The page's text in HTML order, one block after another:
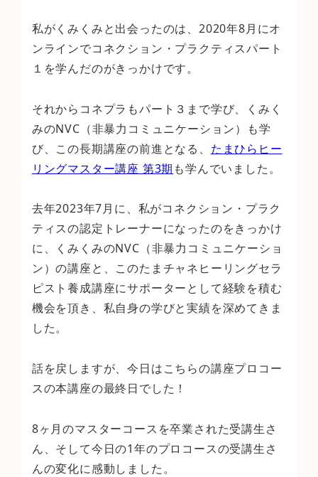
私がくみくみと出会ったのは、2020年8月にオ
ンラインでコネクション・プラクティスパート
１を学んだのがきっかけです。
それからコネプラもパート３まで学び、くみく
みのNVC（非暴力コミュニケーション）も学
び、この長期講座の前進となる、 たまひらヒー
リングマスター講座 第3期 も学んでいました。
去年2023年7月に、私がコネクション・プラク
ティスの認定トレーナーになったのをきっかけ
に、くみくみのNVC（非暴力コミュニケーショ
ン）の講座と、このたまチャネヒーリングセラ
ピスト養成講座にサポーターとして経験を積む
機会を頂き、私自身の学びと実績を深めてきま
した。
話を戻しますが、今日はこちらの講座プロコー
スの本講座の最終日でした！
8ヶ月のマスターコースを卒業された受講生さ
ん、そして今日の1年のプロコースの受講生さ
んの変化に感動しました。